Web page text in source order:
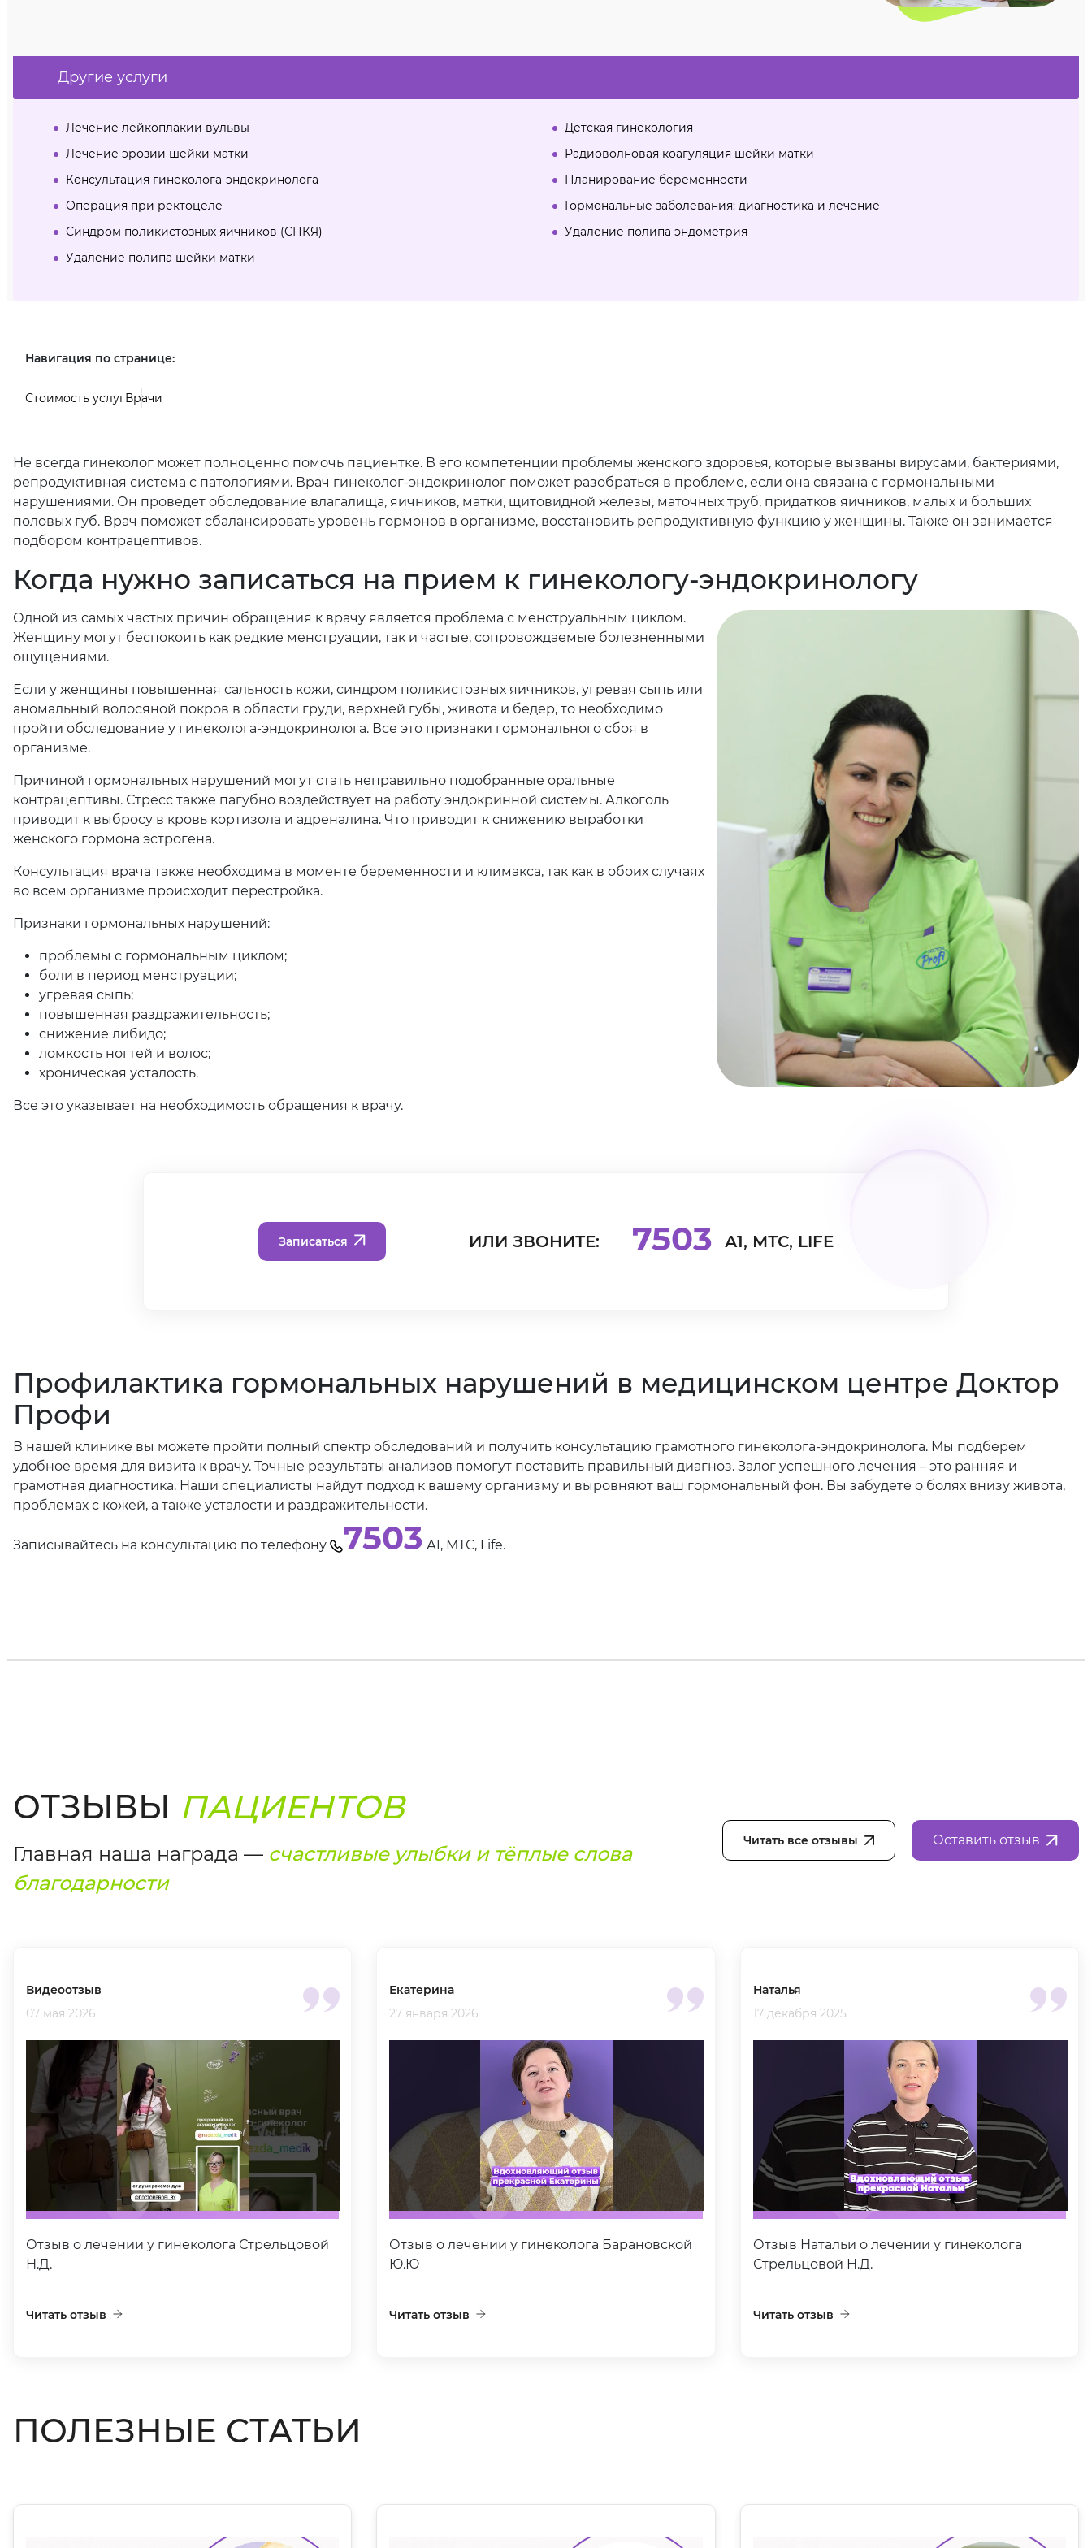
Не всегда гинеколог может полноценно помочь пациентке. В его компетенции проблемы женского здоровья, которые вызваны вирусами, бактериями,
репродуктивная система с патологиями. Врач гинеколог-эндокринолог поможет разобраться в проблеме, если она связана с гормональными
нарушениями. Он проведет обследование влагалища, яичников, матки, щитовидной железы, маточных труб, придатков яичников, малых и больших
половых губ. Врач поможет сбалансировать уровень гормонов в организме, восстановить репродуктивную функцию у женщины. Также он занимается
подбором контрацептивов.
Когда нужно записаться на прием к гинекологу-эндокринологу
Одной из самых частых причин обращения к врачу является проблема с менструальным циклом.
Женщину могут беспокоить как редкие менструации, так и частые, сопровождаемые болезненными
ощущениями.
Если у женщины повышенная сальность кожи, синдром поликистозных яичников, угревая сыпь или
аномальный волосяной покров в области груди, верхней губы, живота и бёдер, то необходимо
пройти обследование у гинеколога-эндокринолога. Все это признаки гормонального сбоя в
организме.
Причиной гормональных нарушений могут стать неправильно подобранные оральные
контрацептивы. Стресс также пагубно воздействует на работу эндокринной системы. Алкоголь
приводит к выбросу в кровь кортизола и адреналина. Что приводит к снижению выработки
женского гормона эстрогена.
Консультация врача также необходима в моменте беременности и климакса, так как в обоих случаях
во всем организме происходит перестройка.
Признаки гормональных нарушений:
проблемы с гормональным циклом;
боли в период менструации;
угревая сыпь;
повышенная раздражительность;
снижение либидо;
ломкость ногтей и волос;
хроническая усталость.
Все это указывает на необходимость обращения к врачу.
Записаться ИЛИ ЗВОНИТЕ: 7503 А1, МТС, LIFE
Профилактика гормональных нарушений в медицинском центре Доктор
Профи
В нашей клинике вы можете пройти полный спектр обследований и получить консультацию грамотного гинеколога-эндокринолога. Мы подберем
удобное время для визита к врачу. Точные результаты анализов помогут поставить правильный диагноз. Залог успешного лечения – это ранняя и
грамотная диагностика. Наши специалисты найдут подход к вашему организму и выровняют ваш гормональный фон. Вы забудете о болях внизу живота,
проблемах с кожей, а также усталости и раздражительности.
Записывайтесь на консультацию по телефону 7503 А1, МТС, Life.
Навигация по странице:
Стоимость услуг Врачи
Другие услуги
Лечение лейкоплакии вульвы
Детская гинекология
Лечение эрозии шейки матки
Радиоволновая коагуляция шейки матки
Консультация гинеколога-эндокринолога
Планирование беременности
Операция при ректоцеле
Гормональные заболевания: диагностика и лечение
Синдром поликистозных яичников (СПКЯ)
Удаление полипа эндометрия
Удаление полипа шейки матки
ОТЗЫВЫ ПАЦИЕНТОВ
Главная наша награда — счастливые улыбки и тёплые слова
благодарности
Читать все отзывы Оставить отзыв
Видеоотзыв
07 мая 2026
Отзыв о лечении у гинеколога Стрельцовой
Н.Д.
Читать отзыв
Екатерина
27 января 2026
Отзыв о лечении у гинеколога Барановской
Ю.Ю
Читать отзыв
Наталья
17 декабря 2025
Отзыв Натальи о лечении у гинеколога
Стрельцовой Н.Д.
Читать отзыв
ПОЛЕЗНЫЕ СТАТЬИ